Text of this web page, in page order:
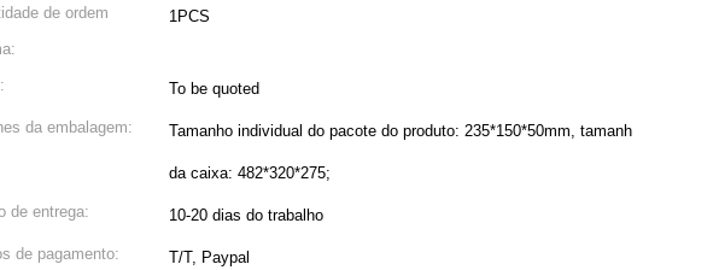
de ordem
1PCS
To be quoted
da embalagem: Tamanho individual do pacote do produto: 235*150*50mm, tamanho
da caixa: 482*320*275;
de entrega: 10-20 dias do trabalho
de pagamento: T/T, Paypal